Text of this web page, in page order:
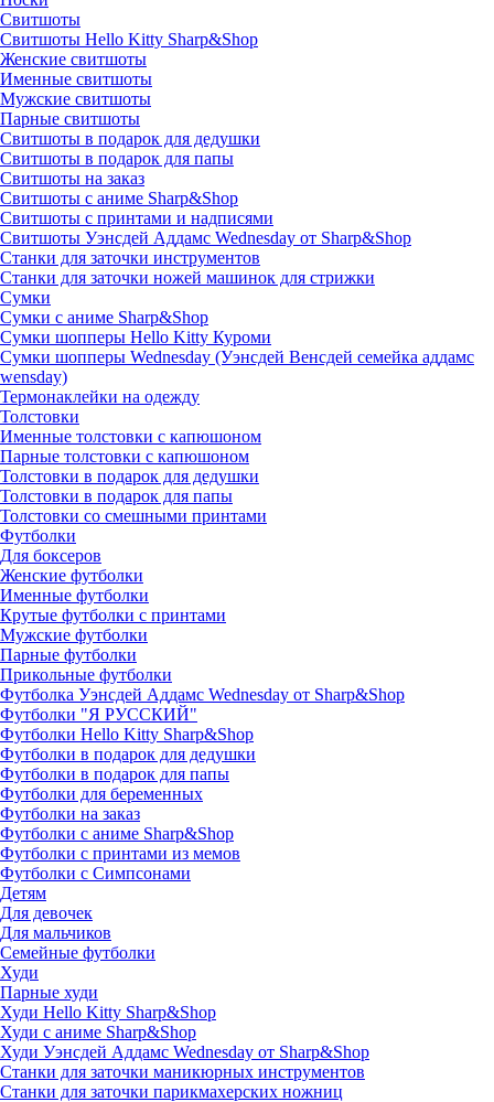
Свитшоты
Cвитшоты Hello Kitty Sharp&Shop
Женские свитшоты
Именные свитшоты
Мужские свитшоты
Парные свитшоты
Свитшоты в подарок для дедушки
Свитшоты в подарок для папы
Свитшоты на заказ
Свитшоты с аниме Sharp&Shop
Свитшоты с принтами и надписями
Свитшоты Уэнсдей Аддамс Wednesday от Sharp&Shop
Станки для заточки инструментов
Станки для заточки ножей машинок для стрижки
Сумки
Сумки с аниме Sharp&Shop
Сумки шопперы Hello Kitty Куроми
Сумки шопперы Wednesday (Уэнсдей Венсдей семейка аддамс
wensday)
Термонаклейки на одежду
Толстовки
Именные толстовки с капюшоном
Парные толстовки с капюшоном
Толстовки в подарок для дедушки
Толстовки в подарок для папы
Толстовки со смешными принтами
Футболки
Для боксеров
Женские футболки
Именные футболки
Крутые футболки с принтами
Мужские футболки
Парные футболки
Прикольные футболки
Футболка Уэнсдей Аддамс Wednesday от Sharp&Shop
Футболки "Я РУССКИЙ"
Футболки Hello Kitty Sharp&Shop
Футболки в подарок для дедушки
Футболки в подарок для папы
Футболки для беременных
Футболки на заказ
Футболки с аниме Sharp&Shop
Футболки с принтами из мемов
Футболки с Симпсонами
Детям
Для девочек
Для мальчиков
Семейные футболки
Худи
Парные худи
Худи Hello Kitty Sharp&Shop
Худи с аниме Sharp&Shop
Худи Уэнсдей Аддамс Wednesday от Sharp&Shop
Станки для заточки маникюрных инструментов
Станки для заточки парикмахерских ножниц